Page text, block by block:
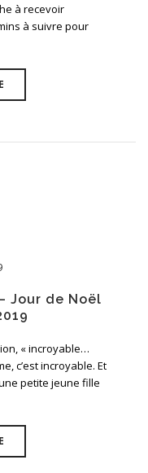
à recevoir
à suivre pour
Jour de Noël
« incroyable…
c’est incroyable. Et
petite jeune fille